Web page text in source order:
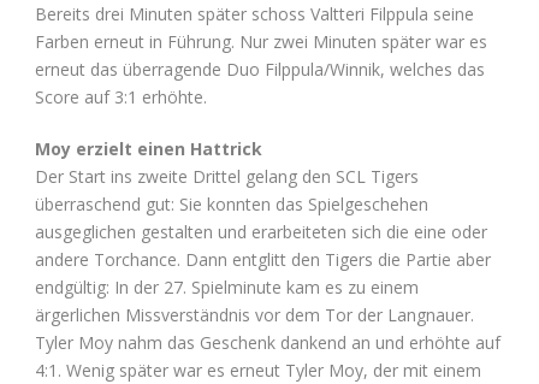
Bereits drei Minuten später schoss Valtteri Filppula seine
Farben erneut in Führung. Nur zwei Minuten später war es
erneut das überragende Duo Filppula/Winnik, welches das
Score auf 3:1 erhöhte.
Moy erzielt einen Hattrick
Der Start ins zweite Drittel gelang den SCL Tigers
überraschend gut: Sie konnten das Spielgeschehen
ausgeglichen gestalten und erarbeiteten sich die eine oder
andere Torchance. Dann entglitt den Tigers die Partie aber
endgültig: In der 27. Spielminute kam es zu einem
ärgerlichen Missverständnis vor dem Tor der Langnauer.
Tyler Moy nahm das Geschenk dankend an und erhöhte auf
4:1. Wenig später war es erneut Tyler Moy, der mit einem